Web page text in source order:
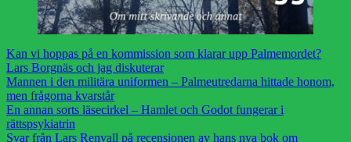
Kan vi hoppas på en kommission som klarar upp Palmemordet?
Lars Borgnäs och jag diskuterar
Mannen i den militära uniformen – Palmeutredarna hittade honom,
men frågorna kvarstår
En annan sorts läsecirkel – Hamlet och Godot fungerar i
rättspsykiatrin
Svar från Lars Renvall på recensionen av hans nya bok om